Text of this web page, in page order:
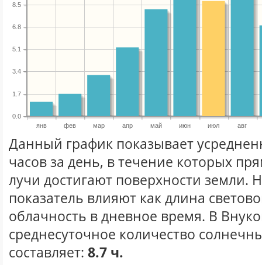
янв фев мар апр май июн июл авг
0.0
1.7
3.4
5.1
6.8
8.5
Данный график показывает
часов за день, в течение которых
лучи достигают поверхности земли.
показатель влияют как длина
облачность в дневное время. В
среднесуточное количество
составляет: 8.7 ч.